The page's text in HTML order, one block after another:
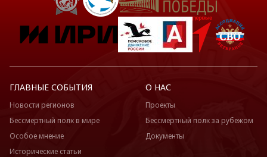
ГЛАВНЫЕ СОБЫТИЯ
Новости регионов
Бессмертный полк в мире
Особое мнение
Исторические статьи
О НАС
Проекты
Бессмертный полк за рубежом
Документы